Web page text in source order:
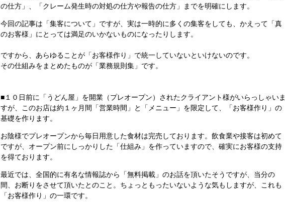
の仕方」、「クレーム発生時の対処の仕方や報告の仕方」までを明確にします。
今回の記事は「集客について」ですが、実は一時的に多くの集客をしても、かえって「真
のお客様」にとっては満足のいかないものになったりします。
ですから、あらゆることが「お客様作り」で統一していないといけないのです。
その仕組みをまとめたものが「業務規則集」です。
■１０日前に「うどん屋」を開業（プレオープン）されたクライアント様がいらっしゃいま
すが、このお店は約１ヶ月間「営業時間」と「メニュー」を限定して、「お客様作り」の
基礎を作ります。
お陰様でプレオープンから毎日用意した食材は完売しております。飲食業や接客は初めて
ですが、オープン前にしっかりした「仕組み」を作っていますので、確実にお客様の支持
を得ております。
最近では、全国的に有名な情報誌から「無料掲載」のお話を頂いたそうですが、当分の
間、お断りをさせて頂いたとのこと。ちょっともったいないような気もしますが、これも
「お客様作り」の一環です。